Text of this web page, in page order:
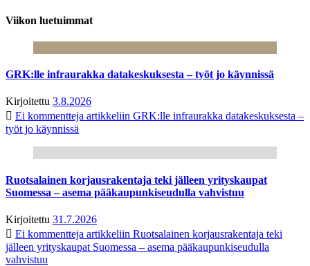
Viikon luetuimmat
GRK:lle infraurakka datakeskuksesta – työt jo käynnissä
Kirjoitettu 3.8.2026
Ei kommentteja artikkeliin GRK:lle infraurakka datakeskuksesta –
työt jo käynnissä
Ruotsalainen korjausrakentaja teki jälleen yrityskaupat
Suomessa – asema pääkaupunkiseudulla vahvistuu
Kirjoitettu 31.7.2026
Ei kommentteja artikkeliin Ruotsalainen korjausrakentaja teki
jälleen yrityskaupat Suomessa – asema pääkaupunkiseudulla
vahvistuu